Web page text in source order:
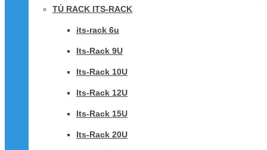
TỦ RACK ITS-RACK
its-rack 6u
Its-Rack 9U
Its-Rack 10U
Its-Rack 12U
Its-Rack 15U
Its-Rack 20U